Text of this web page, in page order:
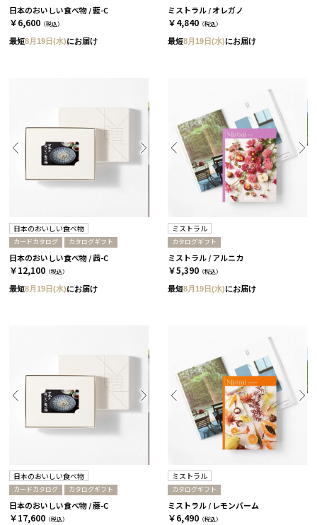
日本のおいしい食べ物 / 藍-C
￥6,600 （税込）
最短8月19日(水)にお届け
ミストラル / オレガノ
￥4,840 （税込）
最短8月19日(水)にお届け
日本のおいしい食べ物
カードカタログ カタログギフト
日本のおいしい食べ物 / 茜-C
￥12,100 （税込）
最短8月19日(水)にお届け
ミストラル
カタログギフト
ミストラル / アルニカ
￥5,390 （税込）
最短8月19日(水)にお届け
日本のおいしい食べ物
カードカタログ カタログギフト
日本のおいしい食べ物 / 藤-C
￥17,600 （税込）
ミストラル
カタログギフト
ミストラル / レモンバーム
￥6,490 （税込）